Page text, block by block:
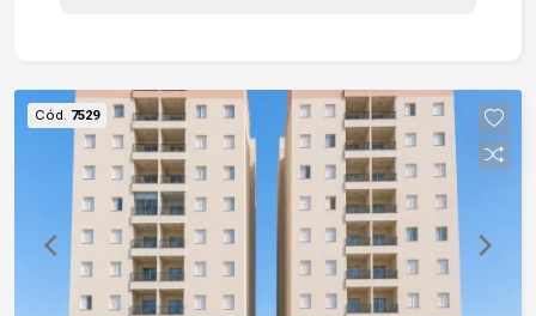
Sorocaba, com fácil acesso a serviços, educação
e lazer.
Cód. 7529